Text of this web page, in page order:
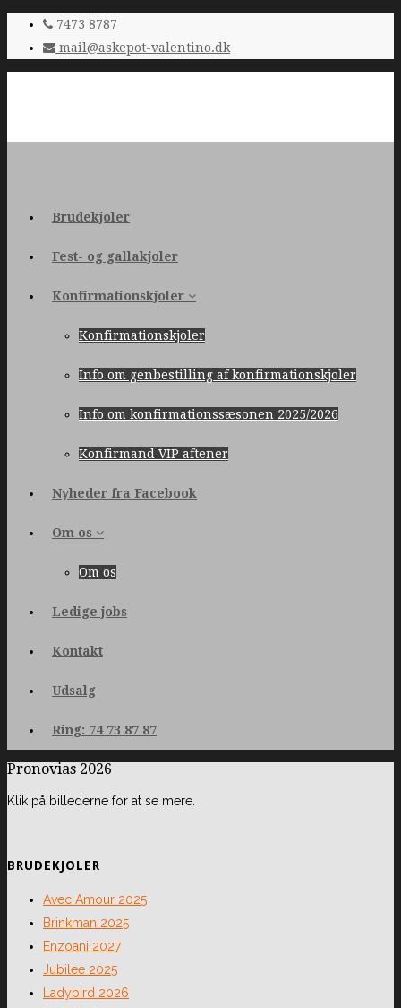
7473 8787
mail@askepot-valentino.dk
Brudekjoler
Fest- og gallakjoler
Konfirmationskjoler
Konfirmationskjoler
Info om genbestilling af konfirmationskjoler
Info om konfirmationssæsonen 2025/2026
Konfirmand VIP aftener
Nyheder fra Facebook
Om os
Om os
Ledige jobs
Kontakt
Udsalg
Ring: 74 73 87 87
Pronovias 2026
Klik på billederne for at se mere.
BRUDEKJOLER
Avec Amour 2025
Brinkman 2025
Enzoani 2027
Jubilee 2025
Ladybird 2026